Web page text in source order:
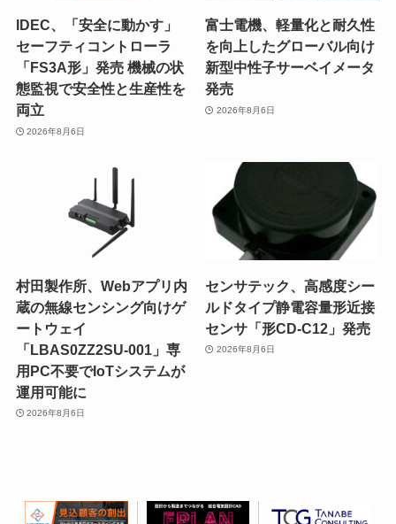
IDEC、「安全に動かす」
セーフティコントローラ
「FS3A形」発売 機械の状
態監視で安全性と生産性を
両立
2026年8月6日
富士電機、軽量化と耐久性
を向上したグローバル向け
新型中性子サーベイメータ
発売
2026年8月6日
村田製作所、Webアプリ内
蔵の無線センシング向けゲ
ートウェイ
「LBAS0ZZ2SU-001」専
用PC不要でIoTシステムが
運用可能に
2026年8月6日
センサテック、高感度シー
ルドタイプ静電容量形近接
センサ「形CD-C12」発売
2026年8月6日